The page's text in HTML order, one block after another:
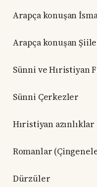
Arapça konuşan
Arapça konuşan
Sünni ve
Sünni Çerkezler
Hıristiyan azınlıklar
Romanlar
Dürzüler